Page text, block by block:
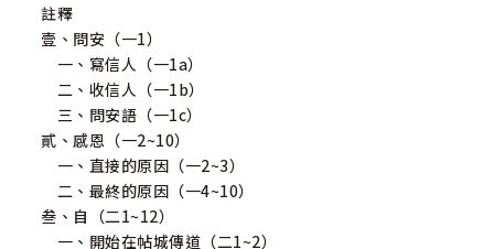
註釋
壹、問安（一1）
一、寫信人（一1a）
二、收信人（一1b）
三、問安語（一1c）
貳、感恩（一2~10）
一、直接的原因（一2~3）
二、最終的原因（一4~10）
叁、自（二1~12）
一、開始在帖城傳道（二1~2）